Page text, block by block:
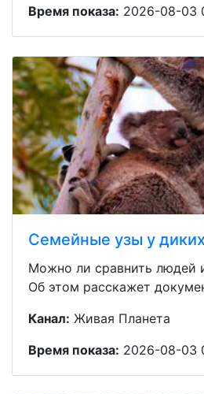
Время показа: 2026-08-03
Семейные узы у
Можно ли сравнить людей
Об этом расскажет
Канал: Живая Планета
Время показа: 2026-08-03